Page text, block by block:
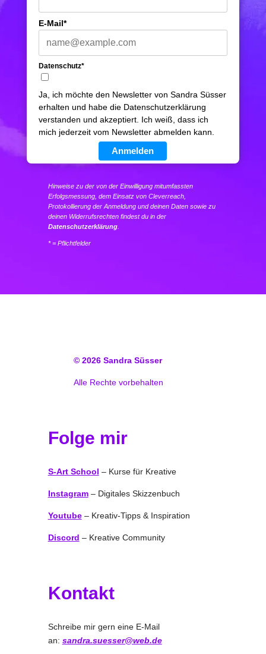
E-Mail*
Datenschutz*
Ja, ich möchte den Newsletter von Sandra Süsser
erhalten und habe die Datenschutzerklärung
verstanden und akzeptiert. Ich weiß, dass ich
mich jederzeit vom Newsletter abmelden kann.
Anmelden
Hinweise zu der von der Einwilligung mitumfassten
Erfolgsmessung, dem Einsatz von Cleverreach,
Protokollierung der Anmeldung und deinen Daten sowie zu
deinen Widerrufsrechten findest du in der
Datenschutzerklärung.
* = Pflichtfelder
© 2026 Sandra Süsser
Alle Rechte vorbehalten
Folge mir
S-Art School – Kurse für Kreative
Instagram– Digitales Skizzenbuch
Youtube– Kreativ-Tipps & Inspiration
Discord – Kreative Community
Kontakt
Schreibe mir gern eine E-Mail
an: sandra.suesser@web.de